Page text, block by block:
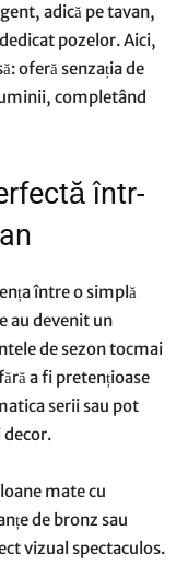
adică pe tavan,
pozelor. Aici,
oferă senzația de
completând
într-
între o simplă
au devenit un
de sezon tocmai
a fi pretențioase
serii sau pot
mate cu
de bronz sau
vizual spectaculos.